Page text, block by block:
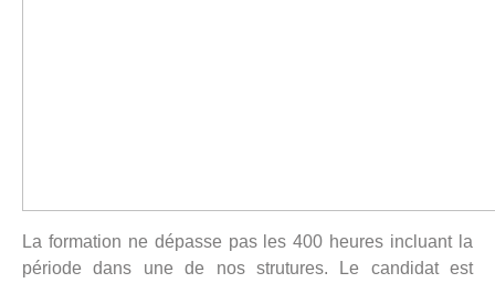
La formation ne dépasse pas les 400 heures incluant la
période dans une de nos strutures. Le candidat est